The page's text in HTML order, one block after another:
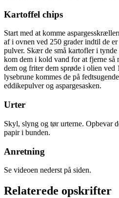
Kartoffel chips
Start med at komme
af i ovnen ved 250 grader indtil de
pulver. Skær de små kartofler i
kom dem i kold vand for at fjerne så
dem og friter dem sprøde i olien ved
lysebrune kommes de på
eddikepulver og aspargesasken.
Urter
Skyl, slyng og tør urterne. Opbevar
papir i bunden.
Anretning
Se videoen nederst på siden.
Relaterede opskrifter